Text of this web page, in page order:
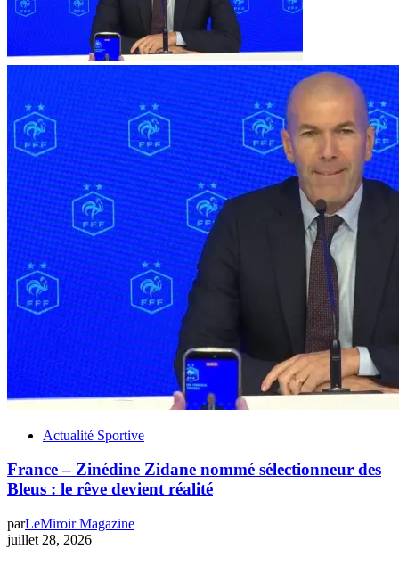
Actualité Sportive
France – Zinédine Zidane nommé sélectionneur des
Bleus : le rêve devient réalité
parLeMiroir Magazine
juillet 28, 2026